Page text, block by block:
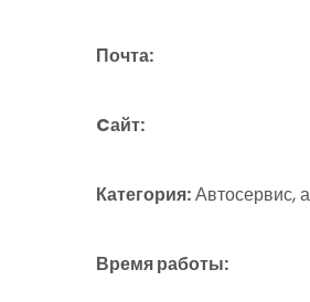
Почта:
Cайт:
Категория:Автосервис,
Время работы: